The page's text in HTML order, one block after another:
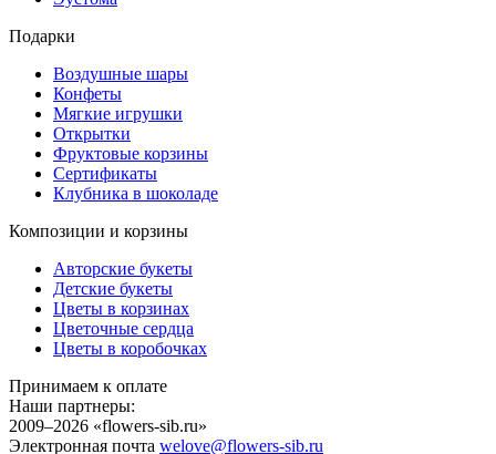
Подарки
Воздушные шары
Конфеты
Мягкие игрушки
Открытки
Фруктовые корзины
Сертификаты
Клубника в шоколаде
Композиции и корзины
Авторские букеты
Детские букеты
Цветы в корзинах
Цветочные сердца
Цветы в коробочках
Принимаем к оплате
Наши партнеры:
2009–2026 «flowers-sib.ru»
Электронная почта welove@flowers-sib.ru